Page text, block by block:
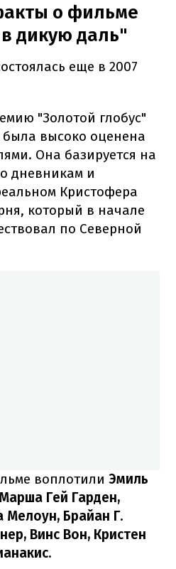
о фильме
дикую даль"
еще в 2007
"Золотой глобус"
высоко оценена
Она базируется на
дневникам и
Кристофера
который в начале
по Северной
воплотили Эмиль
Гей Гарден,
Мелоун, Брайан Г.
Винс Вон, Кристен